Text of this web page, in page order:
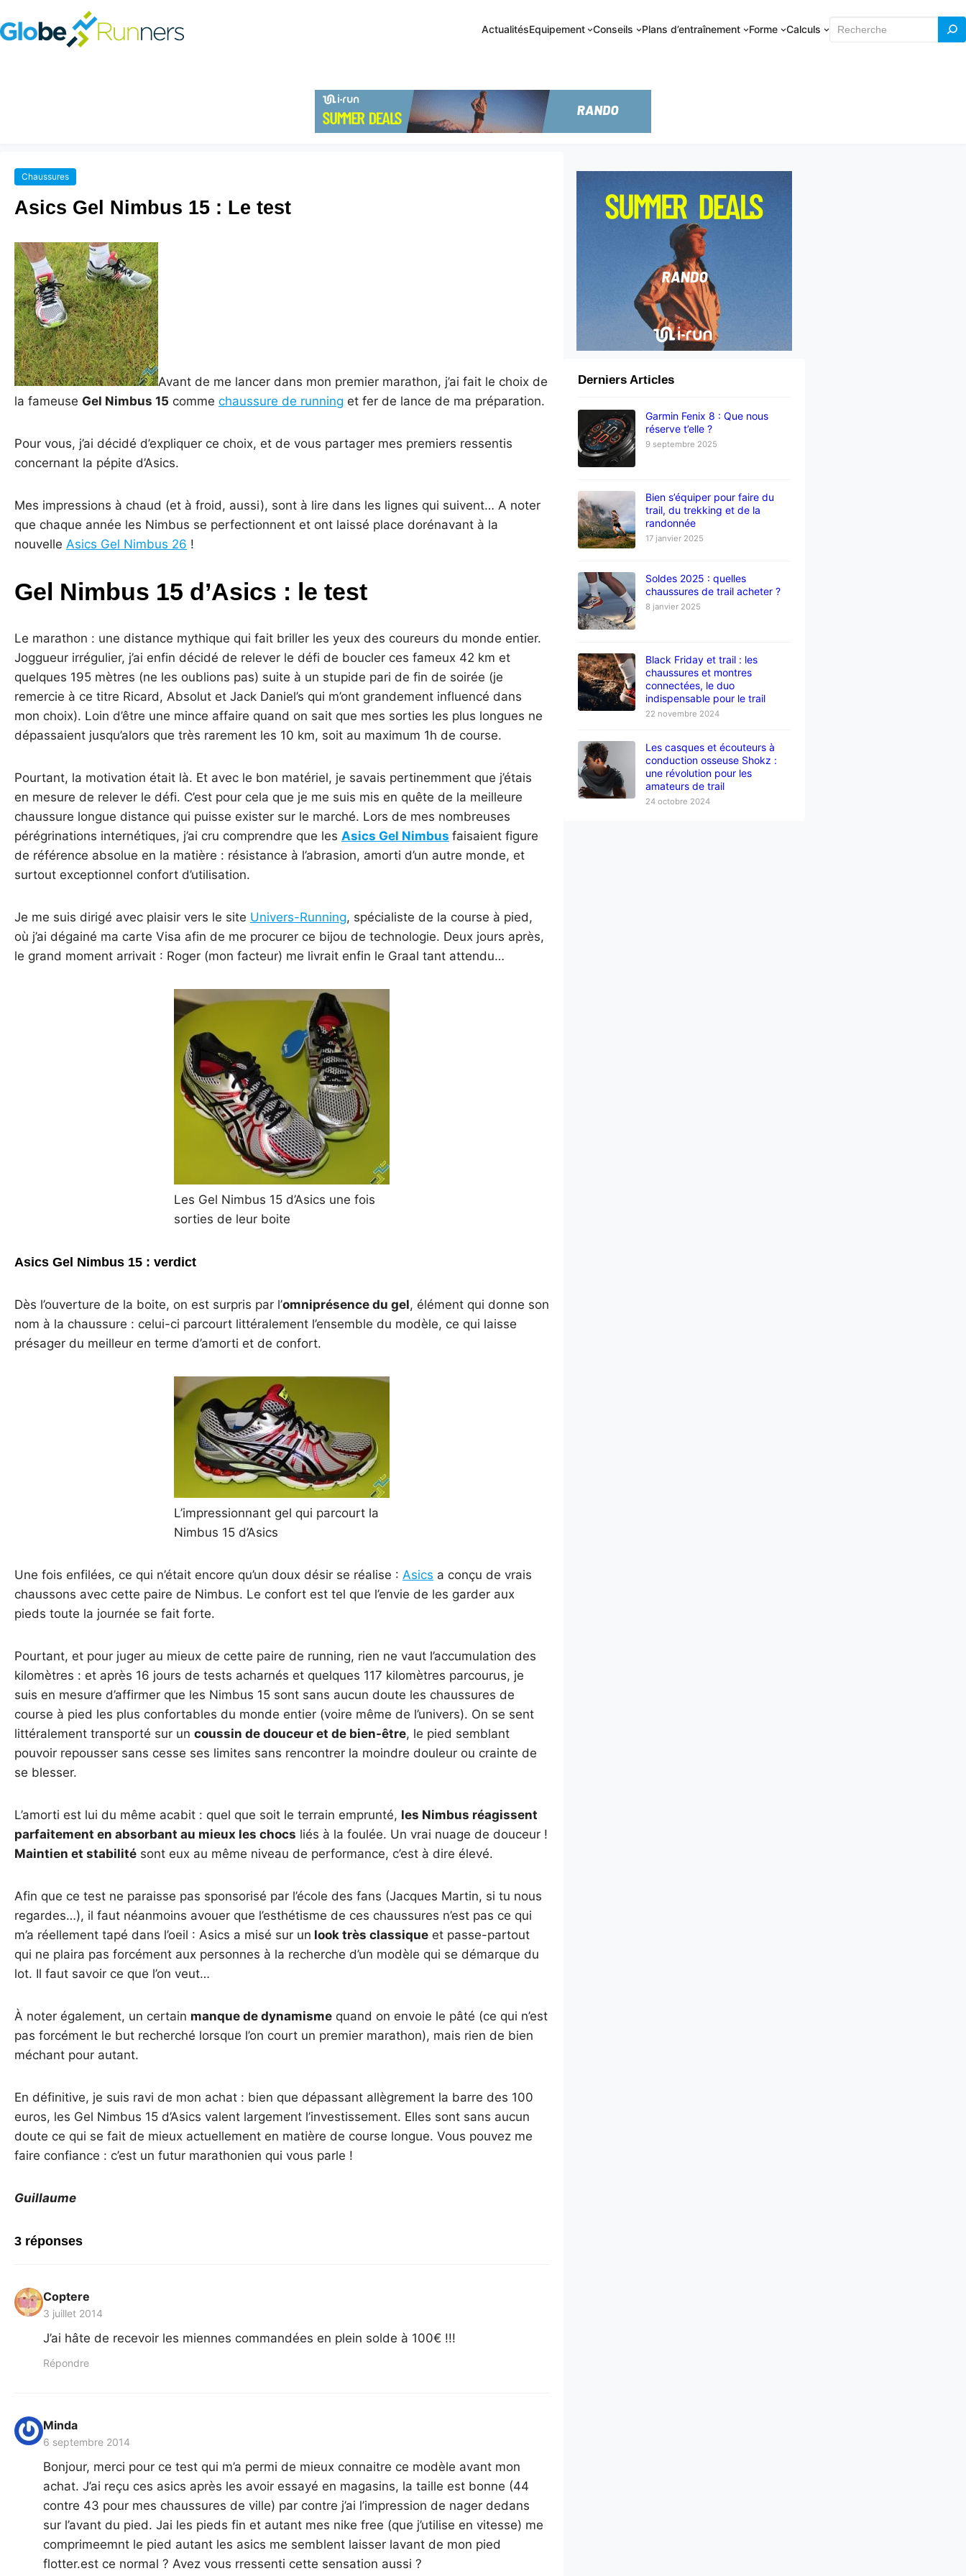
ActualitésEquipement Conseils Plans d’entraînement Forme Calculs Rechercher
Chaussures
Asics Gel Nimbus 15 : Le test
Avant de me lancer dans mon premier marathon, j’ai fait le choix de
la fameuse Gel Nimbus 15 comme chaussure de running et fer de lance de ma préparation.
Pour vous, j’ai décidé d’expliquer ce choix, et de vous partager mes premiers ressentis
concernant la pépite d’Asics.
Mes impressions à chaud (et à froid, aussi), sont à lire dans les lignes qui suivent… A noter
que chaque année les Nimbus se perfectionnent et ont laissé place dorénavant à la
nouvelle Asics Gel Nimbus 26 !
Gel Nimbus 15 d’Asics : le test
Le marathon : une distance mythique qui fait briller les yeux des coureurs du monde entier.
Joggueur irrégulier, j’ai enfin décidé de relever le défi de boucler ces fameux 42 km et
quelques 195 mètres (ne les oublions pas) suite à un stupide pari de fin de soirée (je
remercie à ce titre Ricard, Absolut et Jack Daniel’s qui m’ont grandement influencé dans
mon choix). Loin d’être une mince affaire quand on sait que mes sorties les plus longues ne
dépassaient jusqu’alors que très rarement les 10 km, soit au maximum 1h de course.
Pourtant, la motivation était là. Et avec le bon matériel, je savais pertinemment que j’étais
en mesure de relever le défi. C’est pour cela que je me suis mis en quête de la meilleure
chaussure longue distance qui puisse exister sur le marché. Lors de mes nombreuses
pérégrinations internétiques, j’ai cru comprendre que les Asics Gel Nimbus faisaient figure
de référence absolue en la matière : résistance à l’abrasion, amorti d’un autre monde, et
surtout exceptionnel confort d’utilisation.
Je me suis dirigé avec plaisir vers le site Univers-Running, spécialiste de la course à pied,
où j’ai dégainé ma carte Visa afin de me procurer ce bijou de technologie. Deux jours après,
le grand moment arrivait : Roger (mon facteur) me livrait enfin le Graal tant attendu…
Les Gel Nimbus 15 d’Asics une fois
sorties de leur boite
Asics Gel Nimbus 15 : verdict
Dès l’ouverture de la boite, on est surpris par l’omniprésence du gel, élément qui donne son
nom à la chaussure : celui-ci parcourt littéralement l’ensemble du modèle, ce qui laisse
présager du meilleur en terme d’amorti et de confort.
L’impressionnant gel qui parcourt la
Nimbus 15 d’Asics
Une fois enfilées, ce qui n’était encore qu’un doux désir se réalise : Asics a conçu de vrais
chaussons avec cette paire de Nimbus. Le confort est tel que l’envie de les garder aux
pieds toute la journée se fait forte.
Pourtant, et pour juger au mieux de cette paire de running, rien ne vaut l’accumulation des
kilomètres : et après 16 jours de tests acharnés et quelques 117 kilomètres parcourus, je
suis en mesure d’affirmer que les Nimbus 15 sont sans aucun doute les chaussures de
course à pied les plus confortables du monde entier (voire même de l’univers). On se sent
littéralement transporté sur un coussin de douceur et de bien-être, le pied semblant
pouvoir repousser sans cesse ses limites sans rencontrer la moindre douleur ou crainte de
se blesser.
L’amorti est lui du même acabit : quel que soit le terrain emprunté, les Nimbus réagissent
parfaitement en absorbant au mieux les chocs liés à la foulée. Un vrai nuage de douceur !
Maintien et stabilité sont eux au même niveau de performance, c’est à dire élevé.
Afin que ce test ne paraisse pas sponsorisé par l’école des fans (Jacques Martin, si tu nous
regardes…), il faut néanmoins avouer que l’esthétisme de ces chaussures n’est pas ce qui
m’a réellement tapé dans l’oeil : Asics a misé sur un look très classique et passe-partout
qui ne plaira pas forcément aux personnes à la recherche d’un modèle qui se démarque du
lot. Il faut savoir ce que l’on veut…
À noter également, un certain manque de dynamisme quand on envoie le pâté (ce qui n’est
pas forcément le but recherché lorsque l’on court un premier marathon), mais rien de bien
méchant pour autant.
En définitive, je suis ravi de mon achat : bien que dépassant allègrement la barre des 100
euros, les Gel Nimbus 15 d’Asics valent largement l’investissement. Elles sont sans aucun
doute ce qui se fait de mieux actuellement en matière de course longue. Vous pouvez me
faire confiance : c’est un futur marathonien qui vous parle !
Guillaume
3 réponses
Coptere
3 juillet 2014
J’ai hâte de recevoir les miennes commandées en plein solde à 100€ !!!
Répondre
Minda
6 septembre 2014
Bonjour, merci pour ce test qui m’a permi de mieux connaitre ce modèle avant mon
achat. J’ai reçu ces asics après les avoir essayé en magasins, la taille est bonne (44
contre 43 pour mes chaussures de ville) par contre j’ai l’impression de nager dedans
sur l’avant du pied. Jai les pieds fin et autant mes nike free (que j’utilise en vitesse) me
comprimeemnt le pied autant les asics me semblent laisser lavant de mon pied
flotter.est ce normal ? Avez vous rressenti cette sensation aussi ?
Derniers Articles
Garmin Fenix 8 : Que nous
réserve t’elle ?
9 septembre 2025
Bien s’équiper pour faire du
trail, du trekking et de la
randonnée
17 janvier 2025
Soldes 2025 : quelles
chaussures de trail acheter ?
8 janvier 2025
Black Friday et trail : les
chaussures et montres
connectées, le duo
indispensable pour le trail
22 novembre 2024
Les casques et écouteurs à
conduction osseuse Shokz :
une révolution pour les
amateurs de trail
24 octobre 2024